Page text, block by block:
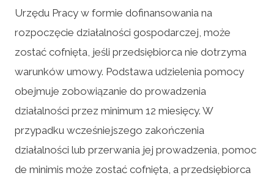
Urzędu Pracy w formie dofinansowania na
rozpoczęcie działalności gospodarczej, może
zostać cofnięta, jeśli przedsiębiorca nie dotrzyma
warunków umowy. Podstawa udzielenia pomocy
obejmuje zobowiązanie do prowadzenia
działalności przez minimum 12 miesięcy. W
przypadku wcześniejszego zakończenia
działalności lub przerwania jej prowadzenia, pomoc
de minimis może zostać cofnięta, a przedsiębiorca